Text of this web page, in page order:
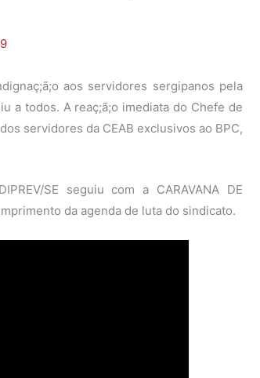
aos servidores sergipanos pela
a todos. A reaç;ã;o imediata do Chefe de
servidores da CEAB exclusivos ao BPC,
SE seguiu com a CARAVANA DE
da agenda de luta do sindicato.